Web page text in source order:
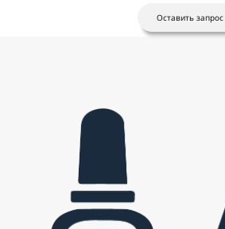
Оставить запрос